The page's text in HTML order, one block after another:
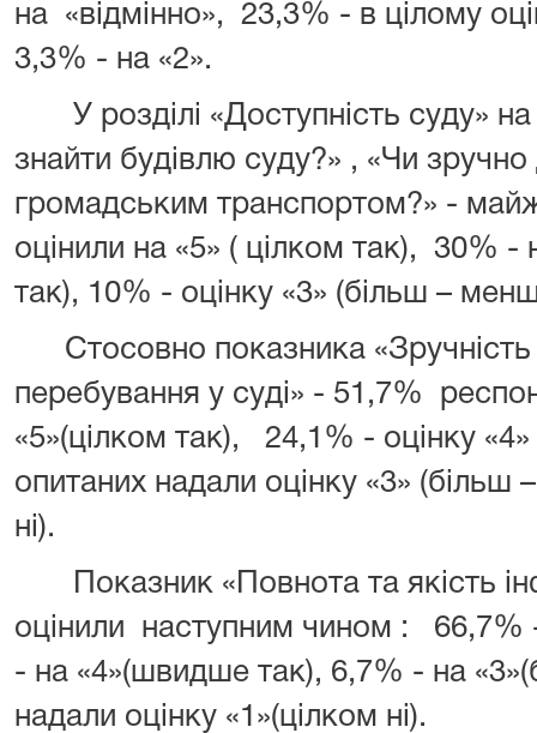
на «відмінно», 23,3% - в цілому
3,3% - на «2».
У розділі «Доступність суду» на
знайти будівлю суду?» , «Чи зручно
громадським транспортом?» -
оцінили на «5» ( цілком так), 30%
так), 10% - оцінку «3» (більш –
Стосовно показника «Зручність
перебування у суді» - 51,7%
«5»(цілком так), 24,1% - оцінку
опитаних надали оцінку «3»
ні).
Показник «Повнота та якість
оцінили наступним чином : 66,7%
- на «4»(швидше так), 6,7% - на
надали оцінку «1»(цілком ні).